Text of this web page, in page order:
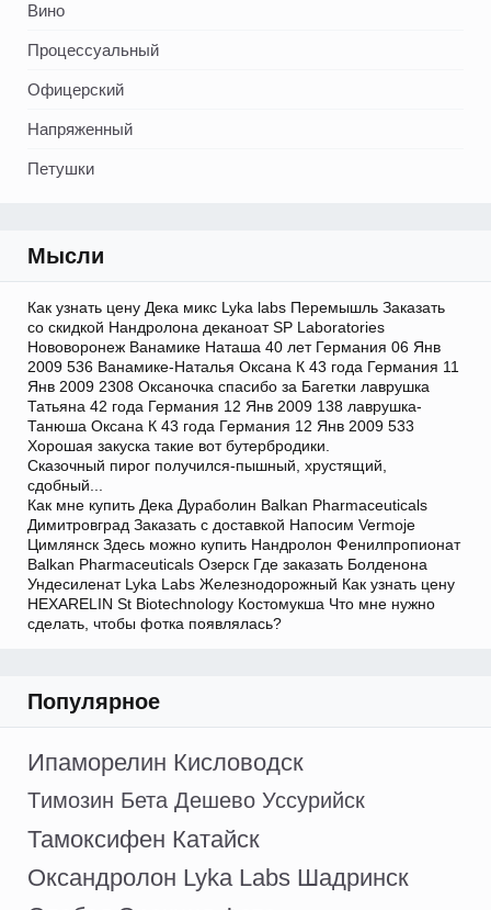
Вино
Процессуальный
Офицерский
Напряженный
Петушки
Мысли
Как узнать цену Дека микс Lyka labs Перемышль Заказать
со скидкой Нандролона деканоат SP Laboratories
Нововоронеж Ванамике Наташа 40 лет Германия 06 Янв
2009 536 Ванамике-Наталья Оксана К 43 года Германия 11
Янв 2009 2308 Оксаночка спасибо за Багетки лаврушка
Татьяна 42 года Германия 12 Янв 2009 138 лаврушка-
Танюша Оксана К 43 года Германия 12 Янв 2009 533
Хорошая закуска такие вот бутербродики.
Сказочный пирог получился-пышный, хрустящий,
сдобный...
Как мне купить Дека Дураболин Balkan Pharmaceuticals
Димитровград Заказать с доставкой Напосим Vermoje
Цимлянск Здесь можно купить Нандролон Фенилпропионат
Balkan Pharmaceuticals Озерск Где заказать Болденона
Ундесиленат Lyka Labs Железнодорожный Как узнать цену
HEXARELIN St Biotechnology Костомукша Что мне нужно
сделать, чтобы фотка появлялась?
Популярное
Ипаморелин Кисловодск
Tимозин Бета Дешево Уссурийск
Тамоксифен Катайск
Оксандролон Lyka Labs Шадринск